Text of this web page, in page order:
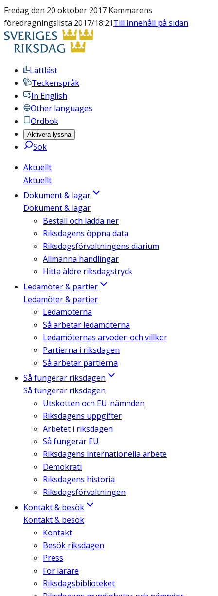
Fredag den 20 oktober 2017 Kammarens
föredragningslista 2017/18:21Till innehåll på sidan
Lättläst
Teckenspråk
In English
Other languages
Ordbok
Aktivera lyssna
Sök
Aktuellt
Aktuellt
Dokument & lagar
Dokument & lagar
Beställ och ladda ner
Riksdagens öppna data
Riksdagsförvaltningens diarium
Allmänna handlingar
Hitta äldre riksdagstryck
Ledamöter & partier
Ledamöter & partier
Ledamöterna
Så arbetar ledamöterna
Ledamöternas arvoden och villkor
Partierna i riksdagen
Så arbetar partierna
Så fungerar riksdagen
Så fungerar riksdagen
Utskotten och EU-nämnden
Riksdagens uppgifter
Arbetet i riksdagen
Så fungerar EU
Riksdagens internationella arbete
Demokrati
Riksdagens historia
Riksdagsförvaltningen
Kontakt & besök
Kontakt & besök
Kontakt
Besök riksdagen
Press
För lärare
Riksdagsbiblioteket